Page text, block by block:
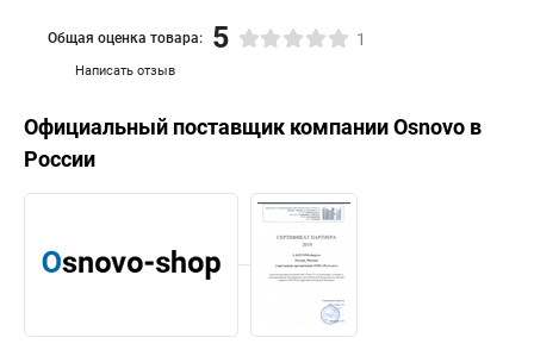
Написать отзыв
Общая оценка товара: 5 1
Официальный поставщик компанииOsnovo в
России